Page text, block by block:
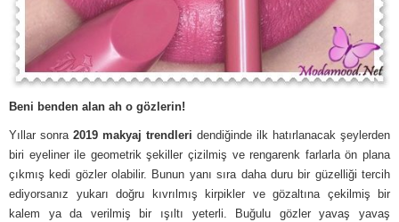
Beni benden alan ah o gözlerin!
Yıllar sonra 2019 makyaj trendleri dendiğinde ilk hatırlanacak şeylerden
biri eyeliner ile geometrik şekiller çizilmiş ve rengarenk farlarla ön plana
çıkmış kedi gözler olabilir. Bunun yanı sıra daha duru bir güzelliği tercih
ediyorsanız yukarı doğru kıvrılmış kirpikler ve gözaltına çekilmiş bir
kalem ya da verilmiş bir ışıltı yeterli. Buğulu gözler yavaş yavaş